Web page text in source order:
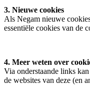
3. Nieuwe cookies
Als Negam nieuwe
essentiële cookies van de
4. Meer weten over
Via onderstaande links
de websites van deze (en